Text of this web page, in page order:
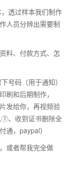
透过样本我们制作
人员分辨出需要制
料、付款方式、怎
号码（用于通知）
和后期制作，
发给你，再视频验
、收到证书删除全
通，paypal）
或者帮我完全做